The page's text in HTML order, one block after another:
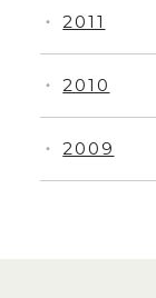
・ 2009
・ 2010
・ 2011